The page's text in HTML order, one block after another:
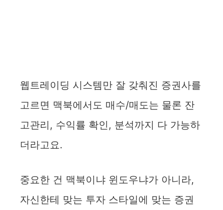
웹트레이딩 시스템만 잘 갖춰진 증권사를
고르면 맥북에서도 매수/매도는 물론 잔
고관리, 수익률 확인, 분석까지 다 가능하
더라고요.
중요한 건 맥북이냐 윈도우냐가 아니라,
자신한테 맞는 투자 스타일에 맞는 증권